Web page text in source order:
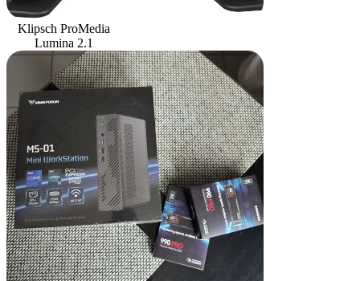
Klipsch ProMedia
Lumina 2.1